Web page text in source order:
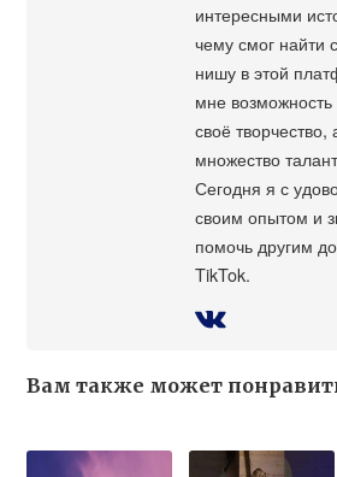
интересными
чему смог найти
нишу в этой
мне
своё творчество,
множество
Сегодня я с
своим опытом и
помочь другим
TikTok.
Вам также может